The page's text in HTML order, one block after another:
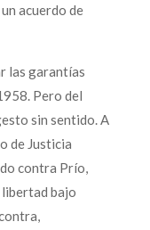
acuerdo de
las garantías
Pero del
sin sentido. A
de Justicia
contra Prío,
bajo